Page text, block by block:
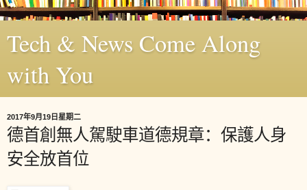
Tech & News Come Along
with You
2017年9月19日星期二
德首創無人駕駛車道德規章：保護人身
安全放首位